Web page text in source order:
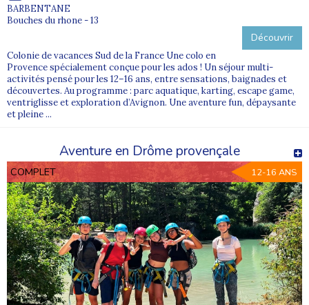
BARBENTANE
Bouches du rhone - 13
Découvrir
Colonie de vacances Sud de la France Une colo en
Provence spécialement conçue pour les ados ! Un séjour multi-
activités pensé pour les 12–16 ans, entre sensations, baignades et
découvertes. Au programme : parc aquatique, karting, escape game,
ventriglisse et exploration d’Avignon. Une aventure fun, dépaysante
et pleine ...
Aventure en Drôme provençale
COMPLET 12-16 ANS